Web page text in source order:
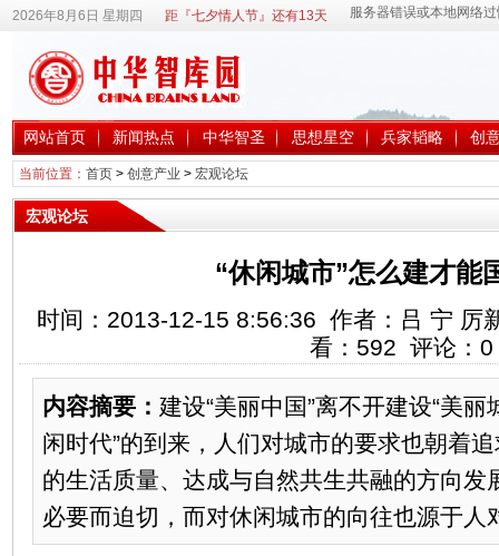
2026年8月6日 星期四 距『七夕情人节』还有13天
网站首页 新闻热点 中华智圣 思想星空 兵家韬略 创
当前位置： 首页> 创意产业 > 宏观论坛
宏观论坛
“休闲城市”怎么建才能
时间：2013-12-15 8:56:36 作者：吕 宁 厉
看： 592 评论： 0
内容摘要： 建设“美丽中国”离不开建设“美丽
闲时代”的到来，人们对城市的要求也朝着
的生活质量、达成与自然共生共融的方向发
必要而迫切，而对休闲城市的向往也源于人